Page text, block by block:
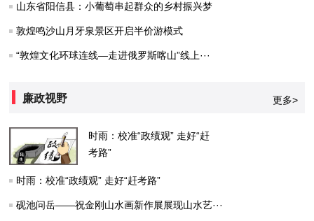
山东省阳信县：小葡萄串起群众的乡村振兴梦
敦煌鸣沙山月牙泉景区开启半价游模式
“敦煌文化环球连线—走进俄罗斯喀山”线上···
廉政视野 更多>
时雨：校准“政绩观” 走好“赶
考路”
时雨：校准“政绩观” 走好“赶考路”
砚池问岳——祝金刚山水画新作展展现山水艺···